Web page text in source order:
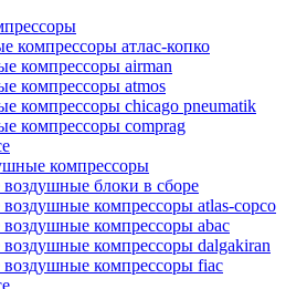
компрессоры атлас-копко
компрессоры airman
компрессоры atmos
компрессоры chicago pneumatik
компрессоры comprag
компрессоры
блоки в сборе
компрессоры atlas-copco
компрессоры abac
компрессоры dalgakiran
компрессоры fiac